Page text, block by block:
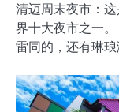
清迈周末夜市：
界十大夜市之一
雷同的，还有琳琅